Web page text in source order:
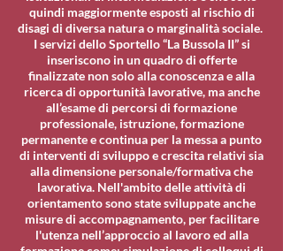
quindi maggiormente esposti al rischio di
disagi di diversa natura o marginalità sociale.
I servizi dello Sportello “La Bussola II” si
inseriscono in un quadro di offerte
finalizzate non solo alla conoscenza e alla
ricerca di opportunità lavorative, ma anche
all’esame di percorsi di formazione
professionale, istruzione, formazione
permanente e continua per la messa a punto
di interventi di sviluppo e crescita relativi sia
alla dimensione personale/formativa che
lavorativa. Nell'ambito delle attività di
orientamento sono state sviluppate anche
misure di accompagnamento, per facilitare
l'utenza nell’approccio al lavoro ed alla